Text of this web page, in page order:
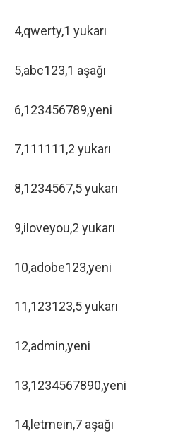
4,qwerty,1 yukarı
5,abc123,1 aşağı
6,123456789,yeni
7,111111,2 yukarı
8,1234567,5 yukarı
9,iloveyou,2 yukarı
10,adobe123,yeni
11,123123,5 yukarı
12,admin,yeni
13,1234567890,yeni
14,letmein,7 aşağı